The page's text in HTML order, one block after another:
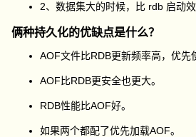
2、数据集大的时候，比 rdb 启动效
俩种持久化的优缺点是什么？
AOF文件比RDB更新频率高，优先
AOF比RDB更安全也更大。
RDB性能比AOF好。
如果两个都配了优先加载AOF。